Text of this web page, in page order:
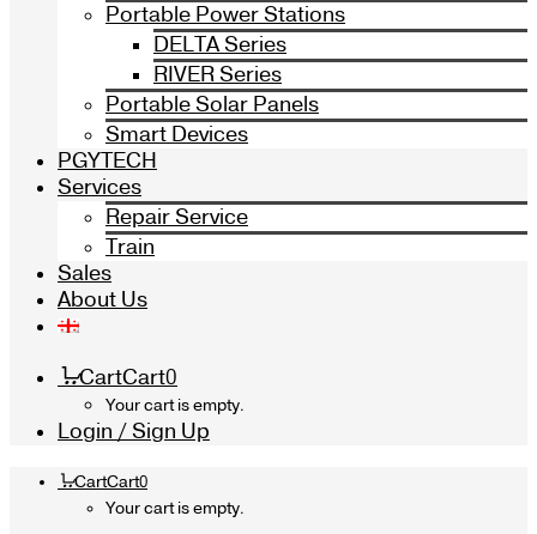
Portable Power Stations
DELTA Series
RIVER Series
Portable Solar Panels
Smart Devices
PGYTECH
Services
Repair Service
Train
Sales
About Us
CartCart0
Your cart is empty.
Login / Sign Up
CartCart0
Your cart is empty.